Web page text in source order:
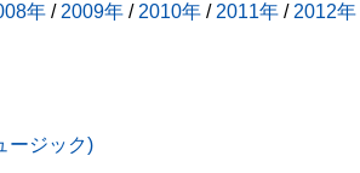
年 / 2009年 / 2010年 / 2011年 / 2012年
ージック)